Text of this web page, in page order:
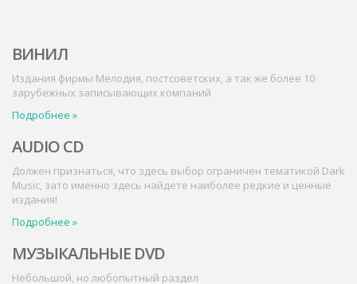
ВИНИЛ
Издания фирмы Mелодия, постсоветских, а так же более 10
зарубежных записывающих компаний
Подробнее »
AUDIO CD
Должен признаться, что здесь выбор ограничен тематикой Dark
Music, зато именно здесь найдете наиболее редкие и ценные
издания!
Подробнее »
МУЗЫКАЛЬНЫЕ DVD
Небольшой, но любопытный раздел